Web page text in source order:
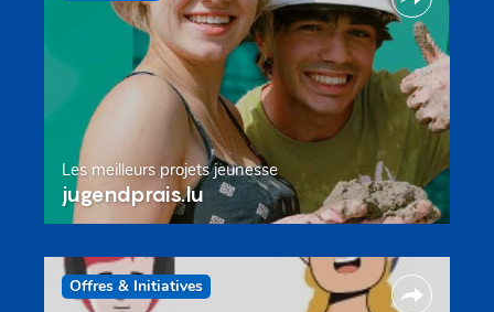
Les meilleurs projets jeunesse
jugendprais.lu
Offres & Initiatives